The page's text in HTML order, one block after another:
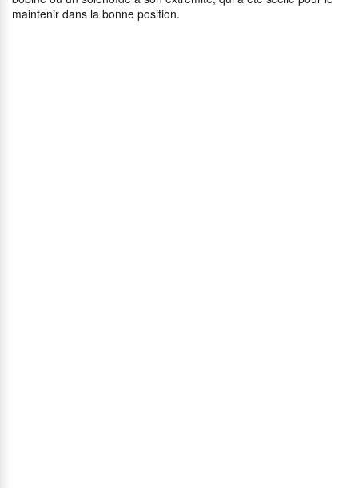
maintenir dans la bonne position.